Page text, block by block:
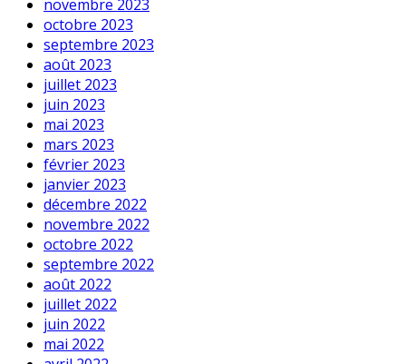
novembre 2023
octobre 2023
septembre 2023
août 2023
juillet 2023
juin 2023
mai 2023
mars 2023
février 2023
janvier 2023
décembre 2022
novembre 2022
octobre 2022
septembre 2022
août 2022
juillet 2022
juin 2022
mai 2022